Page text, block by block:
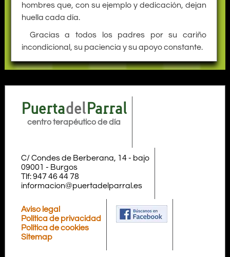
hombres que, con su ejemplo y dedicación, dejan
huella cada día.
Gracias a todos los padres por su cariño
incondicional, su paciencia y su apoyo constante.
Puertadel Parral
centro terapéutico de día
C/ Condes de Berberana, 14 - bajo
09001 - Burgos
Tlf:947 46 44 78
informacion@puertadelparral.es
Aviso legal
Política de privacidad
Política de cookies
Sitemap